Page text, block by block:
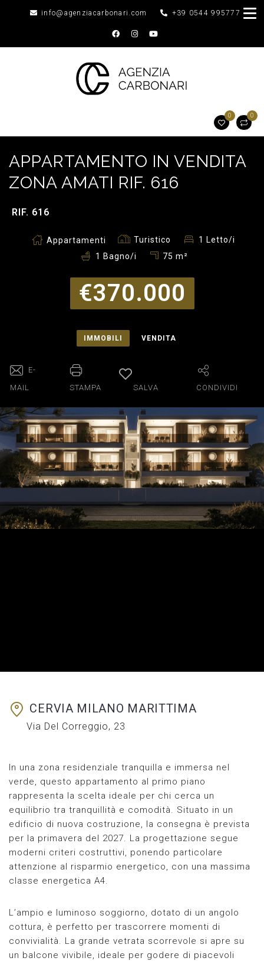
info@agenziacarbonari.com +39 0544 995777
0 0
APPARTAMENTO IN VENDITA
ZONA AMATI RIF. 616
RIF. 616
Appartamenti Turistico
1 Letto/i
1 Bagno/i
75 m²
€370.000
IMMOBILI VENDITA
E-
MAIL
STAMPA SALVA CONDIVIDI
CERVIA MILANO MARITTIMA
Via Del Correggio, 23
In una zona residenziale tranquilla e immersa nel
verde, questo appartamento al primo piano
rappresenta la scelta ideale per chi cerca un
equilibrio tra tranquillità e comodità. Situato in un
edificio di nuova costruzione, la consegna è prevista
per la primavera del 2027. La progettazione segue
moderni criteri costruttivi, ponendo particolare
attenzione al risparmio energetico, con una massima
classe energetica A4.
L’ampio e luminoso soggiorno, dotato di un angolo
cottura, è perfetto per trascorrere momenti di
convivialità. La grande vetrata scorrevole si apre su
un balcone vivibile, ideale per godere di piacevoli